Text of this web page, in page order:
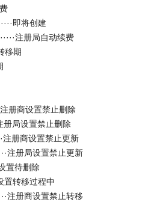
即将创建
注册局自动续费
移期
注册商设置禁止删除
册局设置禁止删除
注册商设置禁止更新
注册局设置禁止更新
置待删除
置转移过程中
注册商设置禁止转移